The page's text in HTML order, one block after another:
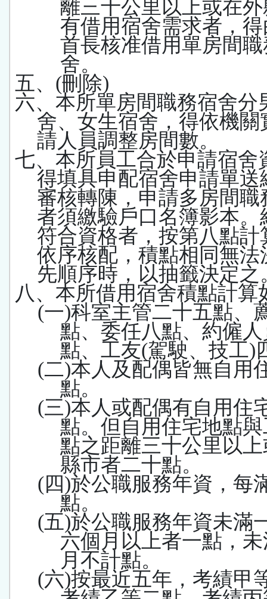
離三十公里以上或在
有借用宿舍需求者，
首長核准借用單房間
舍。
五、 (刪除)
六、本所單房間職務宿舍分
舍、女生宿舍，得依機關
請人員調整房間數。
七、本所員工合於申請宿舍
得填具申配宿舍申請單送
審核轉陳，申請多房間職
者須繳驗戶口名簿影本。
符合資格者，按第八點計
依序核配，積點相同無法
先順序時，以抽籤決定之
八、本所借用宿舍積點計算
(一)科室主管二十五點、
點、委任八點、約僱
點、工友(駕駛、技工)
(二)本人及配偶皆無自用
點。
(三)本人或配偶有自用住
點。但自用住宅地點
點之距離三十公里以
縣市者二十點。
(四)於公職服務年資，每
點。
(五)於公職服務年資未滿
六個月以上者一點，
月不計點。
(六)按最近五年，考績甲